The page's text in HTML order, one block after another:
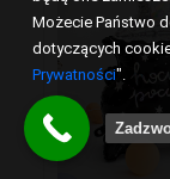
Możecie Państwo
dotyczących
Prywatności".